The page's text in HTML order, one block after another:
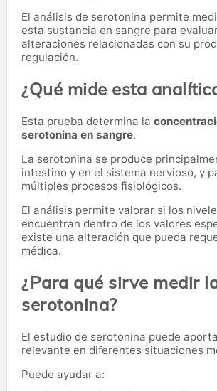
El análisis de serotonina permite
esta sustancia en sangre para
alteraciones relacionadas con su
regulación.
¿Qué mide esta
Esta prueba determina la
serotonina en sangre.
La serotonina se produce
intestino y en el sistema nervioso, y
múltiples procesos fisiológicos.
El análisis permite valorar si los
encuentran dentro de los valores
existe una alteración que pueda
médica.
¿Para qué sirve medir
serotonina?
El estudio de serotonina puede
relevante en diferentes situaciones
Puede ayudar a: